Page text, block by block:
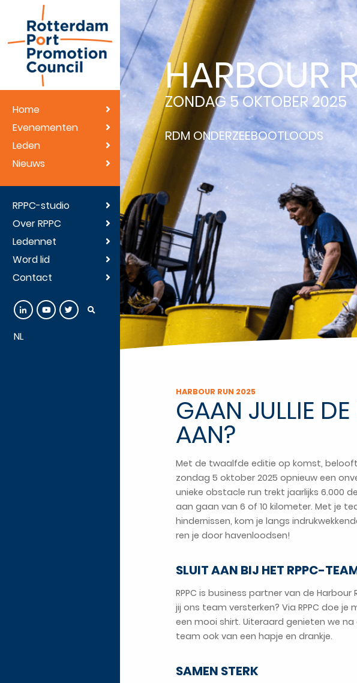
Home
Evenementen
Leden
Nieuws
RPPC-studio
Over RPPC
Ledennet
Word lid
Contact
NL
HARBOUR
ZONDAG 5 OKTOBER 2025
RDM ONDERZEEBOOTLOODS
HARBOUR RUN 2025
GAAN JULLIE
AAN?
Met de twaalfde editie op komst,
zondag 5 oktober 2025 opnieuw een
unieke obstacle run trekt jaarlijks 6.000
aan gaan van 6 of 10 kilometer. Met je
hindernissen, kom je langs
ren je door havenloodsen!
SLUIT AAN BIJ HET RPPC-
RPPC is business partner van de
jij ons team versterken? Via RPPC doe
een mooi shirt. Uiteraard genieten we
team ook van een hapje en drankje.
SAMEN STERK